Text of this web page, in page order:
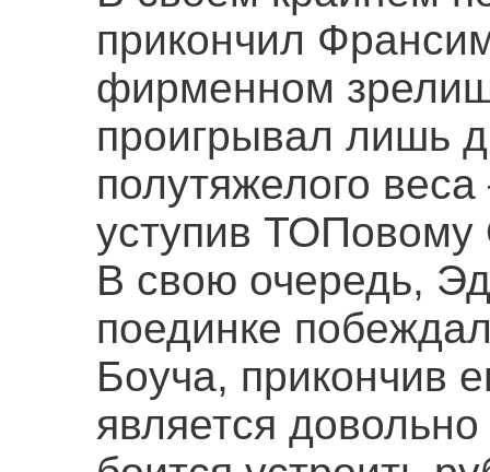
прикончил
фирменном
проигрывал лишь
полутяжелого
уступив
В свою очередь,
поединке
Боуча, прикончив
является